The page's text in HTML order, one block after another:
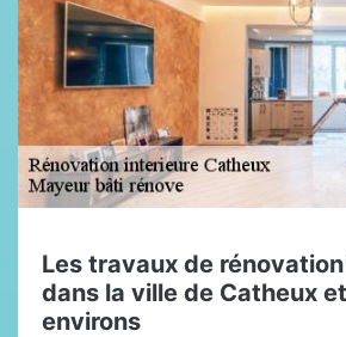
Les travaux de
dans la ville de Catheux
environs